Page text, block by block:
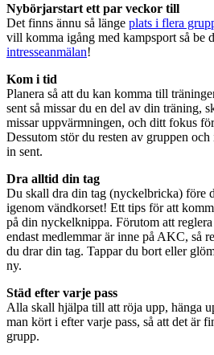
Nybörjarstart ett par veckor till
Det finns ännu så länge plats i flera
vill komma igång med kampsport så be
intresseanmälan!
Kom i tid
Planera så att du kan komma till
sent så missar du en del av din träning,
missar uppvärmningen, och ditt fokus
Dessutom stör du resten av gruppen
in sent.
Dra alltid din tag
Du skall dra din tag (nyckelbricka) före
igenom vändkorset! Ett tips för att
på din nyckelknippa. Förutom att
endast medlemmar är inne på AKC, så
du drar din tag. Tappar du bort eller
ny.
Städ efter varje pass
Alla skall hjälpa till att röja upp, hänga
man kört i efter varje pass, så att det är
grupp.